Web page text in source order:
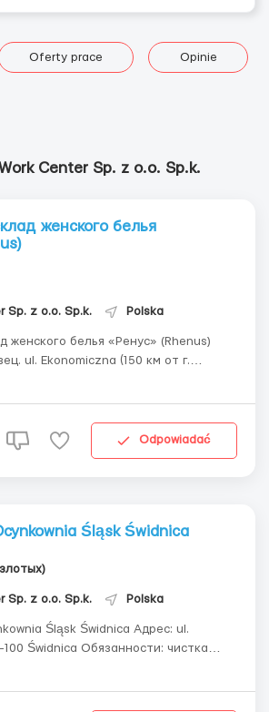
Oferty prace Opinie
Center Sp. z o.o. Sp.k.
женского белья
Sp. z o.o. Sp.k. Polska
женского белья «Ренус» (Rhenus)
ul. Ekonomiczna (150 км от г.
умова злеце...
Odpowiadać
Śląsk Świdnica
Sp. z o.o. Sp.k. Polska
Śląsk Świdnica Адрес: ul.
чистка
Работа физически НЕ сложная.